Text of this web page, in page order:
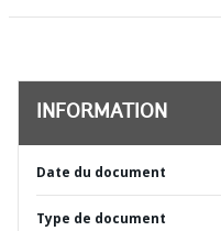
INFORMATION
Date du document
Type de document